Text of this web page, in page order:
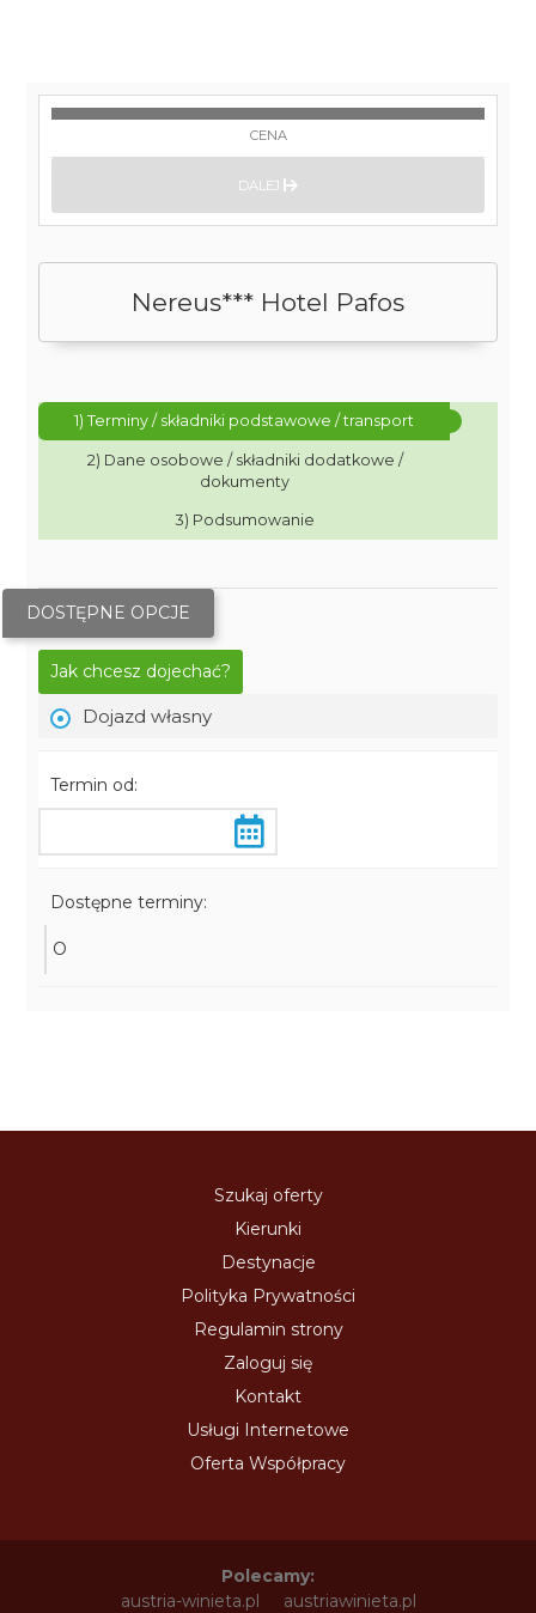
Nereus*** Hotel Pafos
1) Terminy / składniki podstawowe / transport
2) Dane osobowe / składniki dodatkowe /
dokumenty
3) Podsumowanie
DOSTĘPNE OPCJE
Jak chcesz dojechać?
Dojazd własny
Termin od:
Dostępne terminy:
O
CENA
DALEJ
Szukaj oferty
Kierunki
Destynacje
Polityka Prywatności
Regulamin strony
Zaloguj się
Kontakt
Usługi Internetowe
Oferta Współpracy
Polecamy:
austria-winieta.pl
austriawinieta.pl